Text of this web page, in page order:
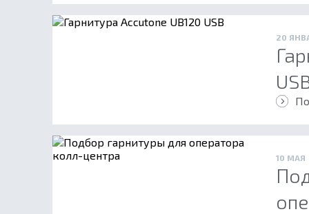
20
10 МАЯ